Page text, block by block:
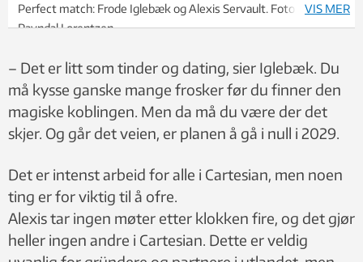
Perfect match: Frode Iglebæk og Alexis Servault. Foto: Karoline
Ravndal Lorentzen
VIS MER
– Det er litt som tinder og dating, sier Iglebæk. Du
må kysse ganske mange frosker før du finner den
magiske koblingen. Men da må du være der det
skjer. Og går det veien, er planen å gå i null i 2029.
Det er intenst arbeid for alle i Cartesian, men noen
ting er for viktig til å ofre.
Alexis tar ingen møter etter klokken fire, og det gjør
heller ingen andre i Cartesian. Dette er veldig